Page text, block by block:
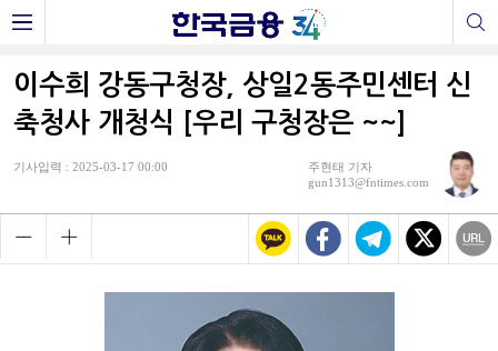
이수희 강동구청장, 상일2동주민센터 신
축청사 개청식 [우리 구청장은 ~~]
기사입력 : 2025-03-17 00:00
주현태 기자
gun1313@fntimes.com